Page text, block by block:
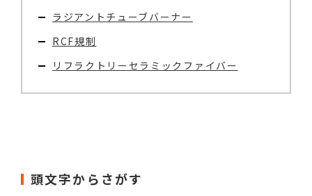
ラジアントチューブバーナー
RCF規制
リフラクトリーセラミックファイバー
頭文字からさがす